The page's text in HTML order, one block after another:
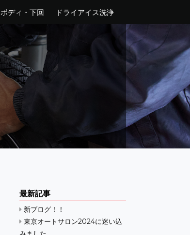
ボディ・下回 ドライアイス洗浄
最新記事
新ブログ！！
東京オートサロン2024に迷い込